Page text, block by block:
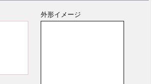
外形イメージ